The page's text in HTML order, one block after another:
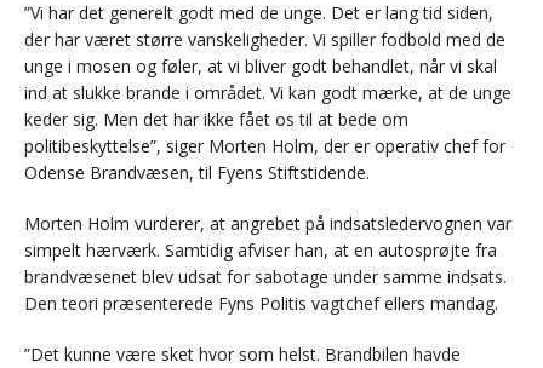
”Vi har det generelt godt med de unge. Det er lang tid siden,
der har været større vanskeligheder. Vi spiller fodbold med de
unge i mosen og føler, at vi bliver godt behandlet, når vi skal
ind at slukke brande i området. Vi kan godt mærke, at de unge
keder sig. Men det har ikke fået os til at bede om
politibeskyttelse”, siger Morten Holm, der er operativ chef for
Odense Brandvæsen, til Fyens Stiftstidende.
Morten Holm vurderer, at angrebet på indsatsledervognen var
simpelt hærværk. Samtidig afviser han, at en autosprøjte fra
brandvæsenet blev udsat for sabotage under samme indsats.
Den teori præsenterede Fyns Politis vagtchef ellers mandag.
”Det kunne være sket hvor som helst. Brandbilen havde